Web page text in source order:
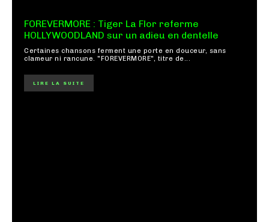
FOREVERMORE : Tiger La Flor referme
HOLLYWOODLAND sur un adieu en dentelle
Certaines chansons ferment une porte en douceur, sans
clameur ni rancune. "FOREVERMORE", titre de...
LIRE LA SUITE